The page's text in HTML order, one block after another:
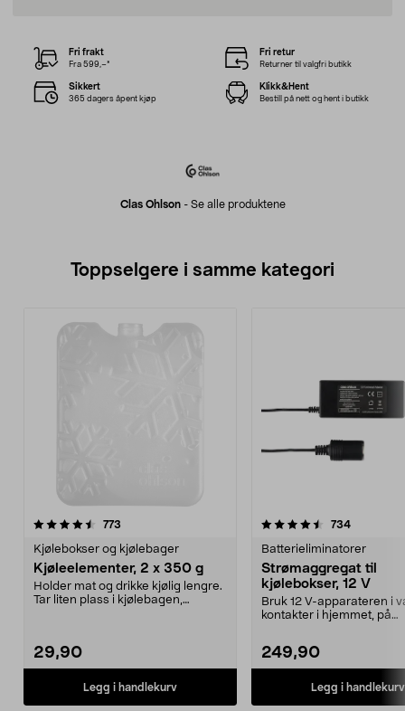
Clas Ohlson- Se alle produktene
Fri frakt
Fra 599,–*
Fri retur
Returner til valgfri butikk
Sikkert
365 dagers åpent kjøp
Klikk&Hent
Bestill på nett og hent i butikk
Toppselgere i samme kategori
773
Kjølebokser og kjølebager
Kjøleelementer, 2 x 350 g
Holder mat og drikke kjølig lengre.
Tar liten plass i kjølebagen,
29,90
Legg i handlekurv
4.5 av 5 stjerner 734
Batterieliminatorer
Strømaggregat til
kjølebokser, 12 V
Bruk 12 V-apparateren i
kontakter i hjemmet, på
249,90
Legg i handlekurv
4.5 av 5 stjerner